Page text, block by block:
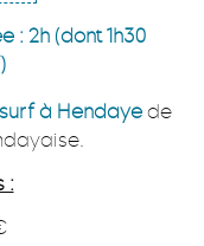
: 2h (dont 1h30
à Hendaye de
: